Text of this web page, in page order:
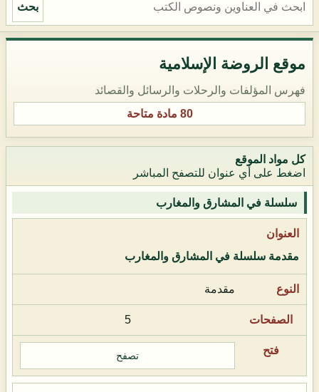
بحث
موقع الروضة الإسلامية
فهرس المؤلفات والرحلات والرسائل والقصائد
80 مادة متاحة
كل مواد الموقع
اضغط على أي عنوان للتصفح المباشر
سلسلة في المشارق والمغارب
مقدمة سلسلة في المشارق والمغارب
مقدمة
5
تصفح